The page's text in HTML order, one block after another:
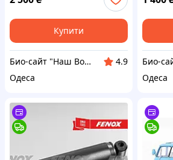
Купити
Био-сайт "Наш Восток"
4.9
Одеса
Одеса